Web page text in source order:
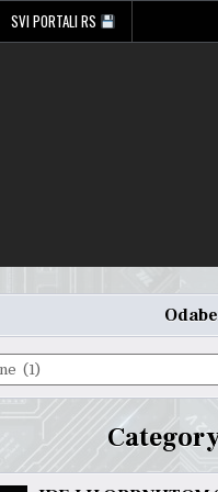
SVI PORTALI RS